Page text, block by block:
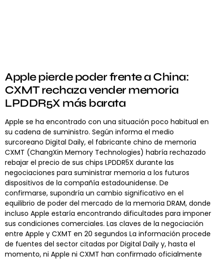
Apple pierde poder frente a China:
CXMT rechaza vender memoria
LPDDR5X más barata
Apple se ha encontrado con una situación poco habitual en
su cadena de suministro. Según informa el medio
surcoreano Digital Daily, el fabricante chino de memoria
CXMT (ChangXin Memory Technologies) habría rechazado
rebajar el precio de sus chips LPDDR5X durante las
negociaciones para suministrar memoria a los futuros
dispositivos de la compañía estadounidense. De
confirmarse, supondría un cambio significativo en el
equilibrio de poder del mercado de la memoria DRAM, donde
incluso Apple estaría encontrando dificultades para imponer
sus condiciones comerciales. Las claves de la negociación
entre Apple y CXMT en 20 segundos La información procede
de fuentes del sector citadas por Digital Daily y, hasta el
momento, ni Apple ni CXMT han confirmado oficialmente